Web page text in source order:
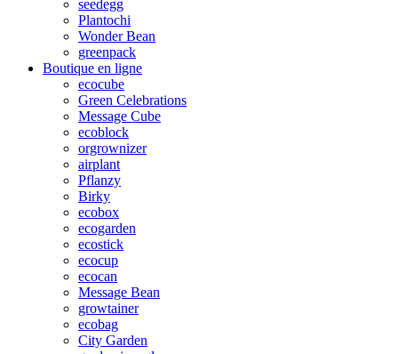
seedegg
Plantochi
Wonder Bean
greenpack
Boutique en ligne
ecocube
Green Celebrations
Message Cube
ecoblock
orgrownizer
airplant
Pflanzy
Birky
ecobox
ecogarden
ecostick
ecocup
ecocan
Message Bean
growtainer
ecobag
City Garden